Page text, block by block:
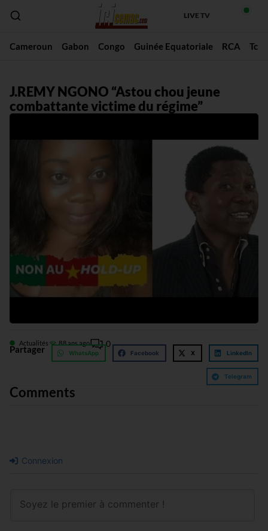
LIVE TV
Cameroun Gabon Congo Guinée Equatoriale RCA
J.REMY NGONO “Astou chou jeune
combattante victime du régime”
Actualités 88 ans ago 0
Partager WhatsApp Facebook X LinkedIn
Telegram
Comments
Connexion